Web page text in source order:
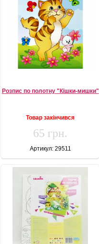
Розпис по полотну "Кішки-мишки"
Товар закінчився
65 грн.
Артикул: 29511